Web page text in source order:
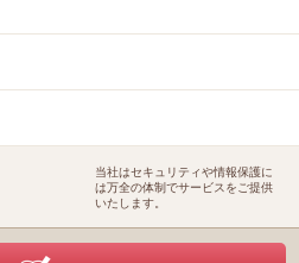
当社はセキュリティや情報保護に
は万全の体制でサービスをご提供
いたします。